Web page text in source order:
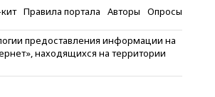
Правила портала Авторы Опросы
предоставления информации на
находящихся на территории